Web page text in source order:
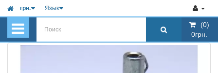
грн. Язык
(0)
0грн.